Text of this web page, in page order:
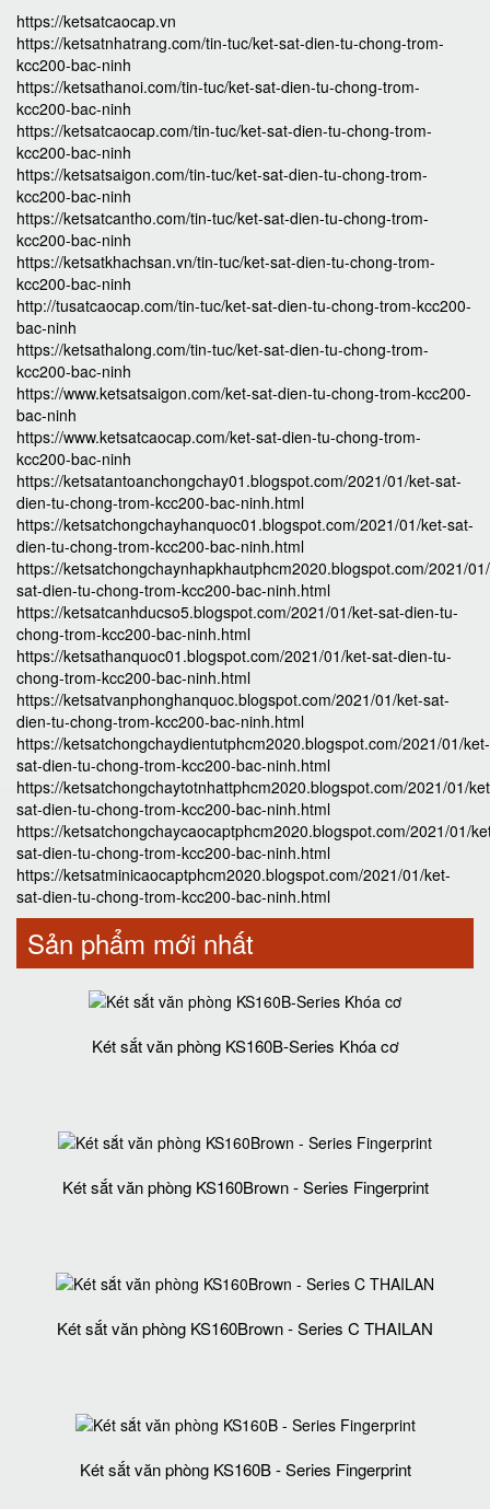
https://ketsatcaocap.vn
https://ketsatnhatrang.com/tin-tuc/ket-sat-dien-tu-chong-trom-
kcc200-bac-ninh
https://ketsathanoi.com/tin-tuc/ket-sat-dien-tu-chong-trom-
kcc200-bac-ninh
https://ketsatcaocap.com/tin-tuc/ket-sat-dien-tu-chong-trom-
kcc200-bac-ninh
https://ketsatsaigon.com/tin-tuc/ket-sat-dien-tu-chong-trom-
kcc200-bac-ninh
https://ketsatcantho.com/tin-tuc/ket-sat-dien-tu-chong-trom-
kcc200-bac-ninh
https://ketsatkhachsan.vn/tin-tuc/ket-sat-dien-tu-chong-trom-
kcc200-bac-ninh
http://tusatcaocap.com/tin-tuc/ket-sat-dien-tu-chong-trom-kcc200-
bac-ninh
https://ketsathalong.com/tin-tuc/ket-sat-dien-tu-chong-trom-
kcc200-bac-ninh
https://www.ketsatsaigon.com/ket-sat-dien-tu-chong-trom-kcc200-
bac-ninh
https://www.ketsatcaocap.com/ket-sat-dien-tu-chong-trom-
kcc200-bac-ninh
https://ketsatantoanchongchay01.blogspot.com/2021/01/ket-sat-
dien-tu-chong-trom-kcc200-bac-ninh.html
https://ketsatchongchayhanquoc01.blogspot.com/2021/01/ket-sat-
dien-tu-chong-trom-kcc200-bac-ninh.html
https://ketsatchongchaynhapkhautphcm2020.blogspot.com/2021/
sat-dien-tu-chong-trom-kcc200-bac-ninh.html
https://ketsatcanhducso5.blogspot.com/2021/01/ket-sat-dien-tu-
chong-trom-kcc200-bac-ninh.html
https://ketsathanquoc01.blogspot.com/2021/01/ket-sat-dien-tu-
chong-trom-kcc200-bac-ninh.html
https://ketsatvanphonghanquoc.blogspot.com/2021/01/ket-sat-
dien-tu-chong-trom-kcc200-bac-ninh.html
https://ketsatchongchaydientutphcm2020.blogspot.com/2021/01/ket-
sat-dien-tu-chong-trom-kcc200-bac-ninh.html
https://ketsatchongchaytotnhattphcm2020.blogspot.com/2021/01/
sat-dien-tu-chong-trom-kcc200-bac-ninh.html
https://ketsatchongchaycaocaptphcm2020.blogspot.com/2021/01/
sat-dien-tu-chong-trom-kcc200-bac-ninh.html
https://ketsatminicaocaptphcm2020.blogspot.com/2021/01/ket-
sat-dien-tu-chong-trom-kcc200-bac-ninh.html
Sản phẩm mới nhất
Két sắt văn phòng KS160B-Series Khóa cơ
Két sắt văn phòng KS160Brown - Series Fingerprint
Két sắt văn phòng KS160Brown - Series C THAILAN
Két sắt văn phòng KS160B - Series Fingerprint